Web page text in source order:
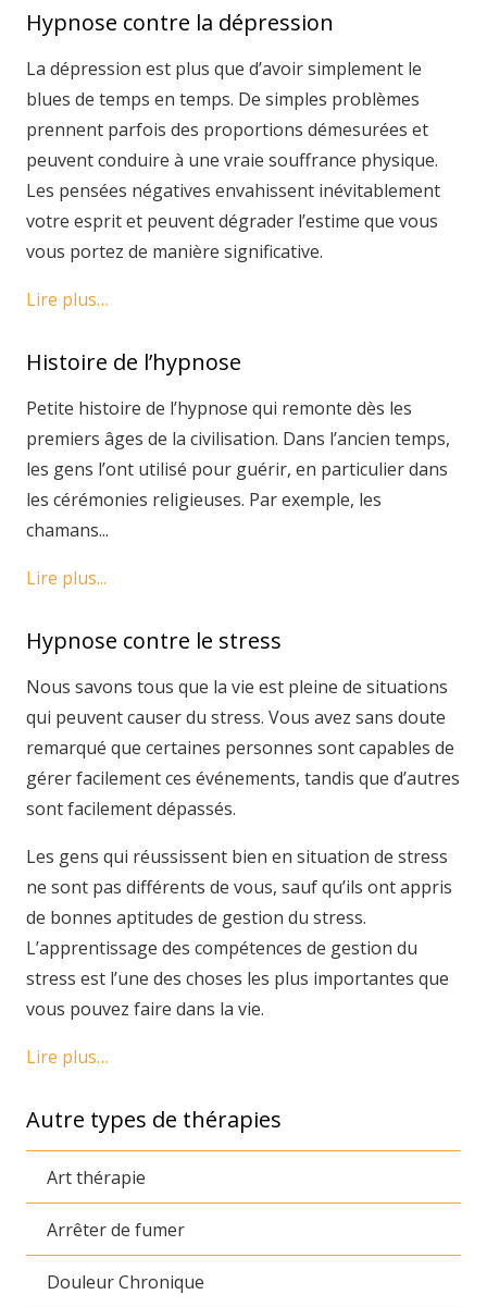
Hypnose contre la dépression
La dépression est plus que d’avoir simplement le
blues de temps en temps. De simples problèmes
prennent parfois des proportions démesurées et
peuvent conduire à une vraie souffrance physique.
Les pensées négatives envahissent inévitablement
votre esprit et peuvent dégrader l’estime que vous
vous portez de manière significative.
Lire plus…
Histoire de l’hypnose
Petite histoire de l’hypnose qui remonte dès les
premiers âges de la civilisation. Dans l’ancien temps,
les gens l’ont utilisé pour guérir, en particulier dans
les cérémonies religieuses. Par exemple, les
chamans...
Lire plus...
Hypnose contre le stress
Nous savons tous que la vie est pleine de situations
qui peuvent causer du stress. Vous avez sans doute
remarqué que certaines personnes sont capables de
gérer facilement ces événements, tandis que d’autres
sont facilement dépassés.
Les gens qui réussissent bien en situation de stress
ne sont pas différents de vous, sauf qu’ils ont appris
de bonnes aptitudes de gestion du stress.
L’apprentissage des compétences de gestion du
stress est l’une des choses les plus importantes que
vous pouvez faire dans la vie.
Lire plus…
Autre types de thérapies
Art thérapie
Arrêter de fumer
Douleur Chronique